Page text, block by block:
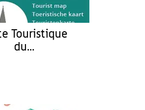
Touristique
du...